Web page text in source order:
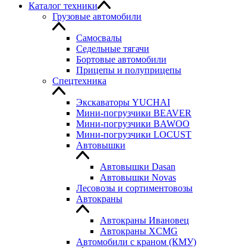
Каталог техники
Грузовые автомобили
Самосвалы
Седельные тягачи
Бортовые автомобили
Прицепы и полуприцепы
Спецтехника
Экскаваторы YUCHAI
Мини-погрузчики BEAVER
Мини-погрузчики BAWOO
Мини-погрузчики LOCUST
Автовышки
Автовышки Dasan
Автовышки Novas
Лесовозы и сортиментовозы
Автокраны
Автокраны Ивановец
Автокраны XCMG
Автомобили с краном (КМУ)